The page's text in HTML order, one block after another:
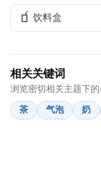
🧃 饮料盒
相关关键词
浏览密切相关主题下的
茶
气泡 奶